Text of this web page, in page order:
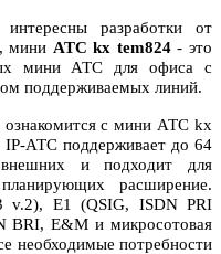
разработки от
мини АТС kx tem824 - это
мини АТС для офиса с
поддерживаемых линий.
смини АТС kx
IP-АТС поддерживает до 64
и подходит для
расширение.
v.2), E1 (QSIG, ISDN PRI
BRI, E&M и микросотовая
необходимые потребности